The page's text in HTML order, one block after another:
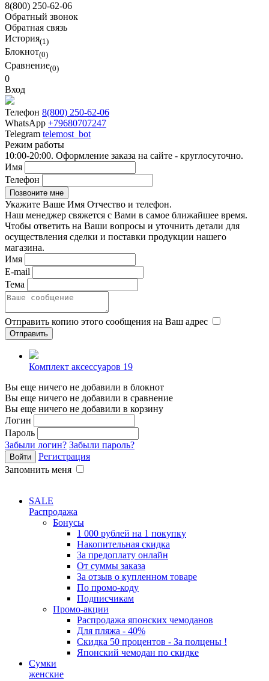
8(800) 250-62-06
Обратный звонок
Обратная связь
История(1)
Блокнот(0)
Сравнение(0)
0
Вход
Телефон 8(800) 250-62-06
WhatsApp +79680707247
Telegram telemost_bot
Режим работы
10:00-20:00. Оформление заказа на сайте - круглосуточно.
Имя
Телефон
Укажите Ваше Имя Отчество и телефон.
Наш менеджер свяжется с Вами в самое ближайшее время.
Чтобы ответить на Ваши вопросы и уточнить детали для
осуществления сделки и поставки продукции нашего
магазина.
Имя
E-mail
Тема
Отправить копию этого сообщения на Ваш адрес
Комплект аксессуаров 19
Вы еще ничего не добавили в блокнот
Вы еще ничего не добавили в сравнение
Вы еще ничего не добавили в корзину
Логин
Пароль
Забыли логин? Забыли пароль?
Регистрация
Запомнить меня
SALE
Распродажа
Бонусы
1 000 рублей на 1 покупку
Накопительная скидка
За предоплату онлайн
От суммы заказа
За отзыв о купленном товаре
По промо-коду
Подписчикам
Промо-акции
Распродажа японских чемоданов
Для пляжа - 40%
Скидка 50 процентов - За полцены !
Японский чемодан по скидке
Сумки
женские